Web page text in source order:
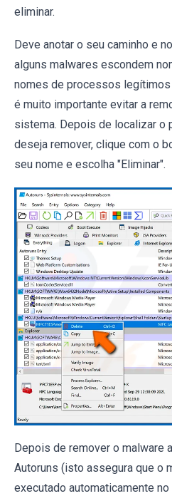
eliminar.
Deve anotar o seu caminho e
alguns malwares escondem
nomes de processos
é muito importante evitar a
sistema. Depois de localizar o
deseja remover, clique com o
seu nome e escolha "Eliminar".
Depois de remover o malware
Autoruns (isto assegura que o
executado automaticamente